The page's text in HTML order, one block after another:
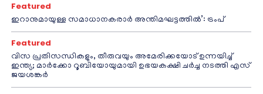
Featured
ഇറാനുമായുള്ള സമാധാനകരാർ അന്തിമഘട്ടത്തിൽ‌’: ട്രംപ്
Featured
വിസ പ്രതിസന്ധികളും, തീരുവയും അമേരിക്കയോട് ഉന്നയിച്ച്
ഇന്ത്യ; മാർക്കോ റൂബിയോയുമായി ഉഭയകക്ഷി ചർച്ച നടത്തി എസ്
ജയശങ്കർ